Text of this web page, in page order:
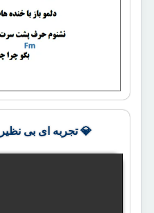
💎 تجربه ای بی